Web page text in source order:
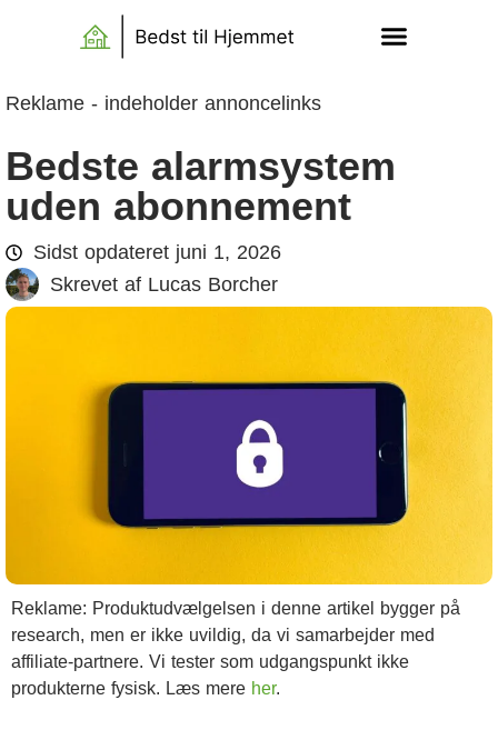
Reklame - indeholder annoncelinks
Bedste alarmsystem
uden abonnement
Sidst opdateret juni 1, 2026
Skrevet af Lucas Borcher
Reklame: Produktudvælgelsen i denne artikel bygger på
research, men er ikke uvildig, da vi samarbejder med
affiliate-partnere. Vi tester som udgangspunkt ikke
produkterne fysisk. Læs mere her.